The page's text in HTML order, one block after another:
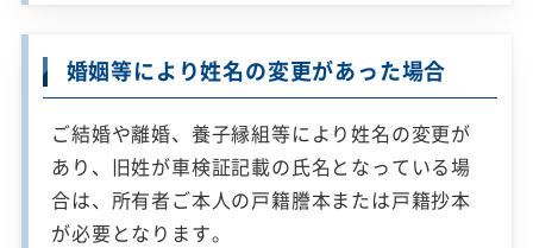
婚姻等により姓名の変更があった場合
ご結婚や離婚、養子縁組等により姓名の変更が
あり、旧姓が車検証記載の氏名となっている場
合は、所有者ご本人の戸籍謄本または戸籍抄本
が必要となります。